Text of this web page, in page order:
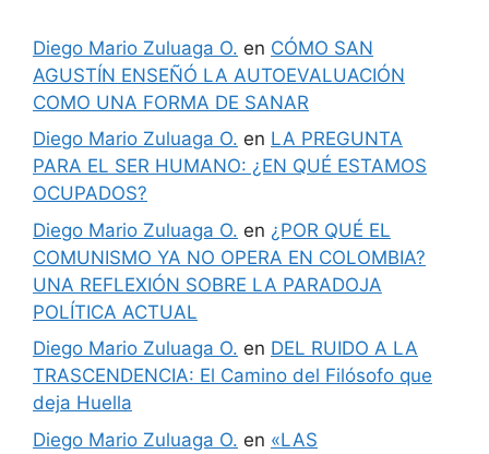
Diego Mario Zuluaga O. en CÓMO SAN
AGUSTÍN ENSEÑÓ LA AUTOEVALUACIÓN
COMO UNA FORMA DE SANAR
Diego Mario Zuluaga O. en LA PREGUNTA
PARA EL SER HUMANO: ¿EN QUÉ ESTAMOS
OCUPADOS?
Diego Mario Zuluaga O. en ¿POR QUÉ EL
COMUNISMO YA NO OPERA EN COLOMBIA?
UNA REFLEXIÓN SOBRE LA PARADOJA
POLÍTICA ACTUAL
Diego Mario Zuluaga O. en DEL RUIDO A LA
TRASCENDENCIA: El Camino del Filósofo que
deja Huella
Diego Mario Zuluaga O. en «LAS